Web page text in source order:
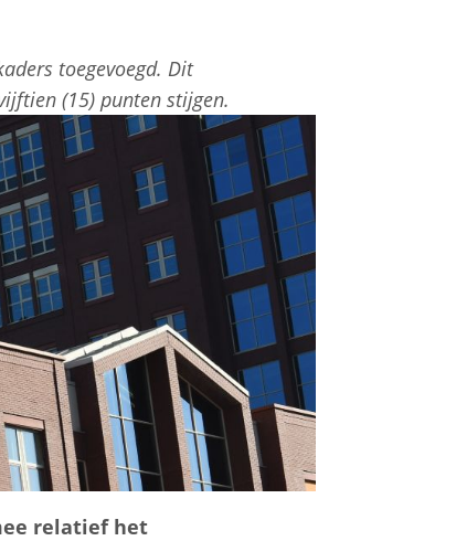
toegevoegd. Dit
(15) punten stijgen.
relatief het